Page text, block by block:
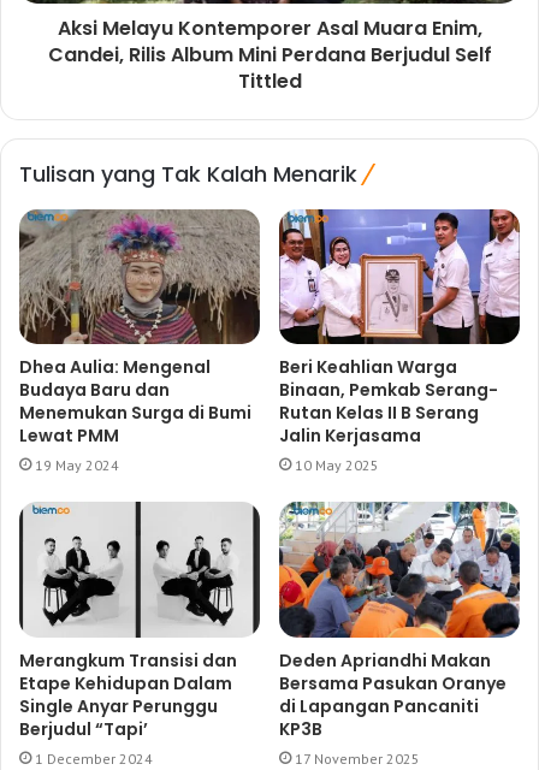
Aksi Melayu Kontemporer Asal Muara Enim,
Candei, Rilis Album Mini Perdana Berjudul Self
Tittled
Tulisan yang Tak Kalah Menarik
Dhea Aulia: Mengenal
Budaya Baru dan
Menemukan Surga di Bumi
Lewat PMM
19 May 2024
Beri Keahlian Warga
Binaan, Pemkab Serang-
Rutan Kelas II B Serang
Jalin Kerjasama
10 May 2025
Merangkum Transisi dan
Etape Kehidupan Dalam
Single Anyar Perunggu
Berjudul “Tapi’
1 December 2024
Deden Apriandhi Makan
Bersama Pasukan Oranye
di Lapangan Pancaniti
KP3B
17 November 2025